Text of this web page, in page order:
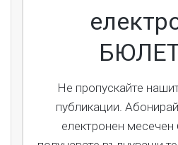
Не пропускайте
публикации.
електронен